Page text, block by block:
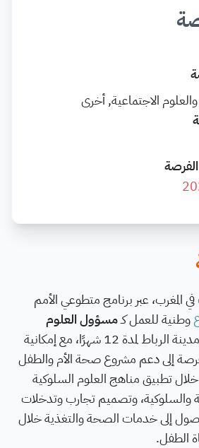
الاجتماعية, أخرى
الفرصة
في المغرب، عبر برنامج متطوعي الأمم
وطنية للعمل كـمسؤول العلوم
في مدينة الرباط لمدة 12 شهرًا، مع إمكانية
إلى دعم مشروع صحة الأم والطفل
خلال تطبيق مناهج العلوم السلوكية
والسلوكية، وتصميم تجارب وتدخلات
إلى خدمات الصحة والتغذية خلال
الطفل.